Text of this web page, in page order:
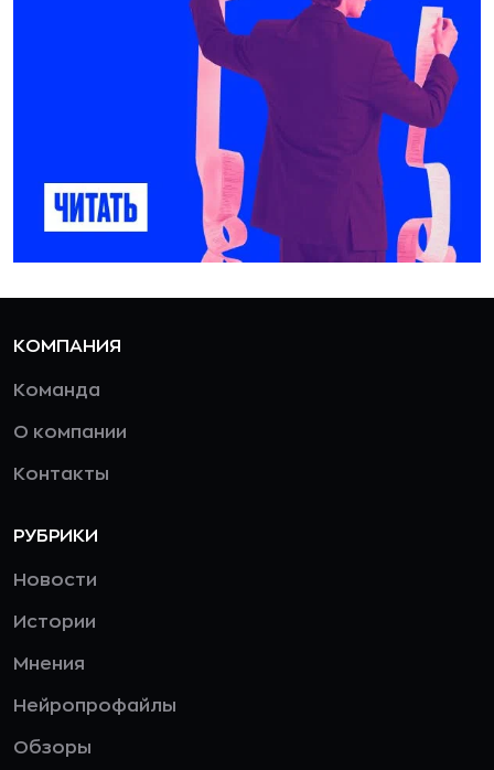
КОМПАНИЯ
Команда
О компании
Контакты
РУБРИКИ
Новости
Истории
Мнения
Нейропрофайлы
Обзоры